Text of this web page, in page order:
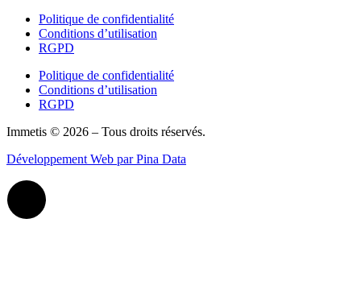
Politique de confidentialité
Conditions d’utilisation
RGPD
Politique de confidentialité
Conditions d’utilisation
RGPD
Immetis © 2026 – Tous droits réservés.
Développement Web par Pina Data